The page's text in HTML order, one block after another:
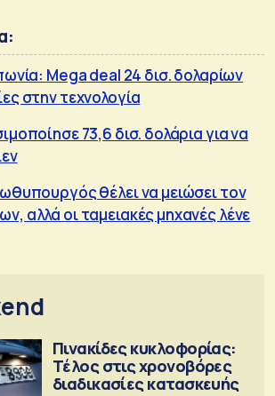
Mega deal 24 δισ. δολαρίων
στην τεχνολογία
73,6 δισ. δολάρια για να
θέλει να μειώσει τον
αλλά οι ταμειακές μηχανές λένε
Πινακίδες κυκλοφορίας:
Τέλος στις χρονοβόρες
διαδικασίες κατασκευής